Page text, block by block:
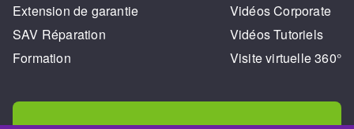
Extension de garantie
SAV Réparation
Formation
Vidéos Corporate
Vidéos Tutoriels
Visite virtuelle 360°